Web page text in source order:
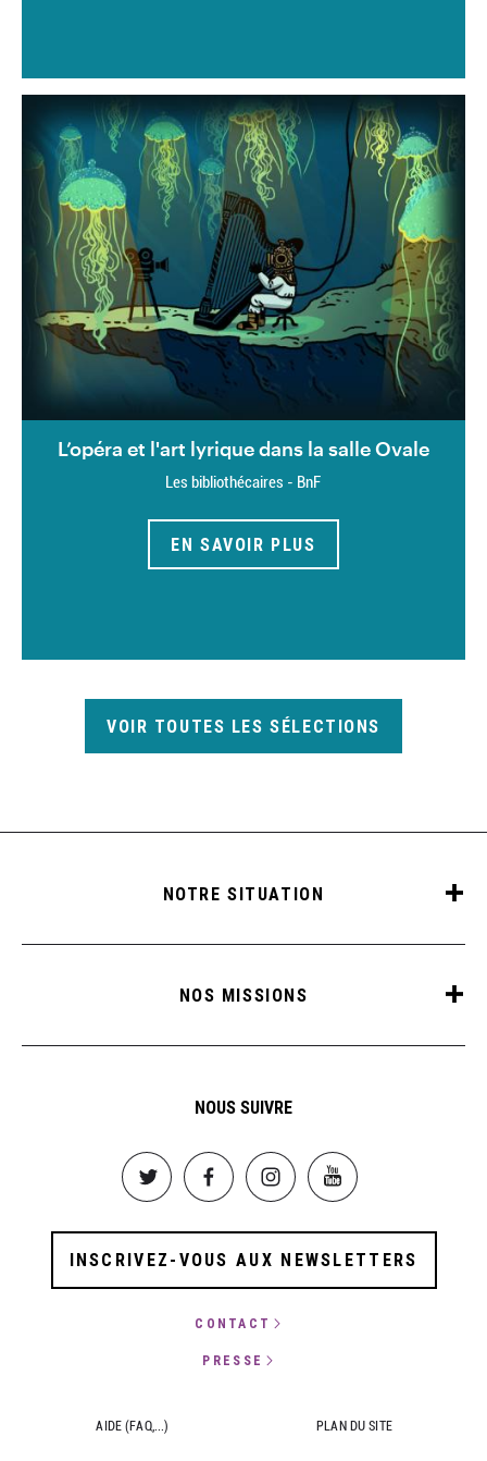
L’opéra et l'art lyrique dans la salle Ovale
Les bibliothécaires - BnF
EN SAVOIR PLUS
VOIR TOUTES LES SÉLECTIONS
NOTRE SITUATION
NOS MISSIONS
NOUS SUIVRE
Image Image Image Image
INSCRIVEZ-VOUS AUX NEWSLETTERS
CONTACT
PRESSE
AIDE (FAQ,...) PLAN DU SITE